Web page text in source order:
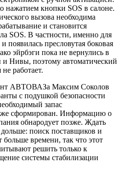
нажатием кнопки SOS в салоне.
вызова необходима
и становится
SOS. В частности, именно для
появилась пресловутая боковая
эйрбэги пока не вернулись в
и Нивы, поэтому автоматический
работает.
АВТОВАЗа Максим Соколов
с подушкой безопасности
запас
сформирован. Информацию о
обнародует позже. Ждать
поиск поставщиков и
больше времени, так что этот
решить только к
системы стабилизации